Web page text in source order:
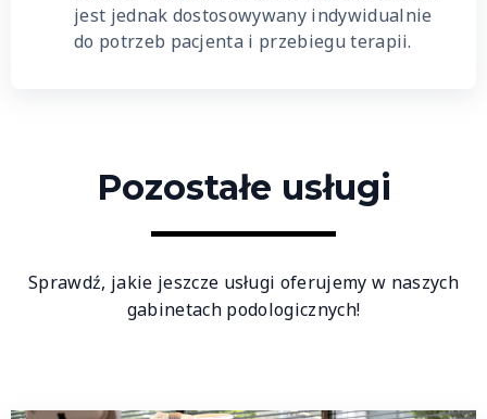
jest jednak dostosowywany indywidualnie
do potrzeb pacjenta i przebiegu terapii.
Pozostałe usługi
Sprawdź, jakie jeszcze usługi oferujemy w naszych
gabinetach podologicznych!